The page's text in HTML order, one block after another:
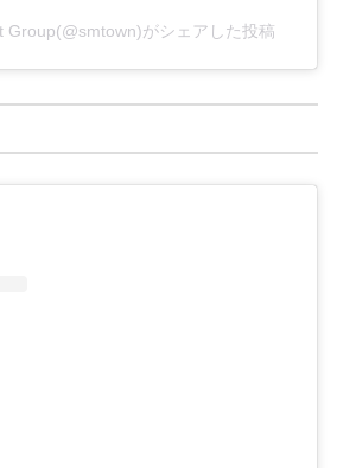
Group(@smtown)がシェアした投稿